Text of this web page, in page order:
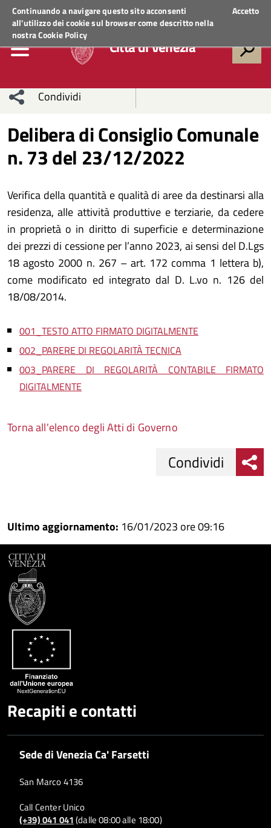
Continuando a navigare questo sito acconsenti
all'utilizzo dei cookie sul browser come descritto nella
nostraCookie Policy
Accetto
Regione VenetoACCEDI AI SERVIZI
Città di Venezia
Condividi
sui social
network
Condividi
Condividi
su
Facebook
Condividi
su
Twitter
Condividi
su
Facebook
Condividi
su
Whatsapp
Delibera di Consiglio Comunale
n. 73 del 23/12/2022
Verifica della quantità e qualità di aree da destinarsi alla
residenza, alle attività produttive e terziarie, da cedere
in proprietà o in diritto di superficie e determinazione
dei prezzi di cessione per l’anno 2023, ai sensi del D.Lgs
18 agosto 2000 n. 267 – art. 172 comma 1 lettera b),
come modificato ed integrato dal D. L.vo n. 126 del
18/08/2014.
001_TESTO ATTO FIRMATO DIGITALMENTE
002_PARERE DI REGOLARITÀ TECNICA
003_PARERE DI REGOLARITÀ CONTABILE FIRMATO
DIGITALMENTE
Torna all'elenco degli Atti di Governo
su
Facebook
Condividi
su
Condividi
Condividi
Ultimo aggiornamento: 16/01/2023 ore 09:16
Recapiti e contatti
Sede di Venezia Ca' Farsetti
San Marco 4136
Call Center Unico
(+39) 041 041(dalle 08:00 alle 18:00)